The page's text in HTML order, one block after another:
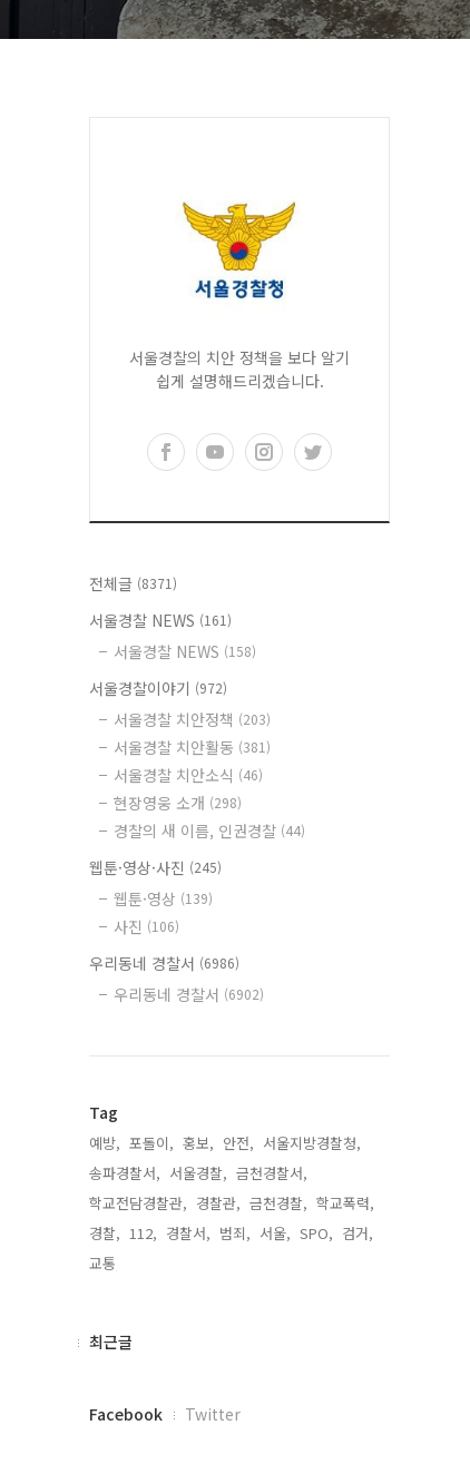
서울경찰의 치안 정책을 보다 알기
쉽게 설명해드리겠습니다.
전체글 (8371)
서울경찰 NEWS (161)
서울경찰 NEWS (158)
서울경찰이야기 (972)
서울경찰 치안정책 (203)
서울경찰 치안활동 (381)
서울경찰 치안소식 (46)
현장영웅 소개 (298)
경찰의 새 이름, 인권경찰 (44)
웹툰·영상·사진 (245)
웹툰·영상 (139)
사진 (106)
우리동네 경찰서 (6986)
우리동네 경찰서 (6902)
Tag
예방, 포돌이, 홍보, 안전, 서울지방경찰청,
송파경찰서, 서울경찰, 금천경찰서,
학교전담경찰관, 경찰관, 금천경찰, 학교폭력,
경찰, 112, 경찰서, 범죄, 서울, SPO, 검거,
교통,
최
최근글
페
Facebook Twitter